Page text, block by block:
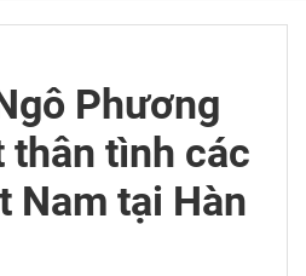
Phương
thân tình các
Nam tại Hàn